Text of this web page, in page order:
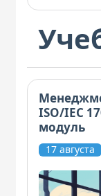
ISO/IEC
модуль
17 августа